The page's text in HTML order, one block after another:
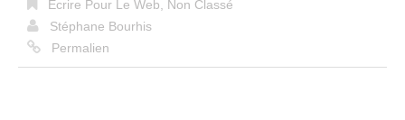
Ecrire Pour Le Web
Non Classé
Stéphane Bourhis
Permalien